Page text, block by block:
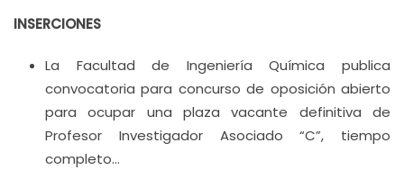
INSERCIONES
La Facultad de Ingeniería Química publica
convocatoria para concurso de oposición abierto
para ocupar una plaza vacante definitiva de
Profesor Investigador Asociado “C”, tiempo
completo…